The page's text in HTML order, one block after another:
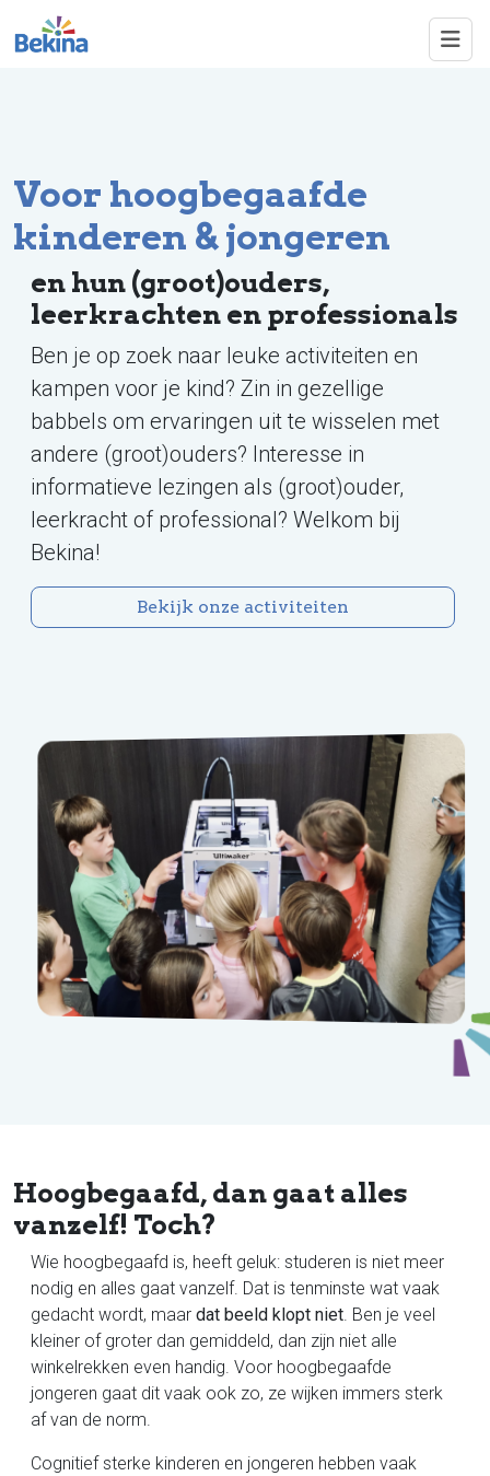
Overslaan en naar de inhoud gaan
Voor hoogbegaafde
kinderen & jongeren
en hun (groot)ouders,
leerkrachten en professionals
Ben je op zoek naar leuke activiteiten en
kampen voor je kind? Zin in gezellige
babbels om ervaringen uit te wisselen met
andere (groot)ouders? Interesse in
informatieve lezingen als (groot)ouder,
leerkracht of professional? Welkom bij
Bekina!
Bekijk onze activiteiten
Hoogbegaafd, dan gaat alles
vanzelf! Toch?
Wie hoogbegaafd is, heeft geluk: studeren is niet meer
nodig en alles gaat vanzelf. Dat is tenminste wat vaak
gedacht wordt, maar dat beeld klopt niet. Ben je veel
kleiner of groter dan gemiddeld, dan zijn niet alle
winkelrekken even handig. Voor hoogbegaafde
jongeren gaat dit vaak ook zo, ze wijken immers sterk
af van de norm.
Cognitief sterke kinderen en jongeren hebben vaak